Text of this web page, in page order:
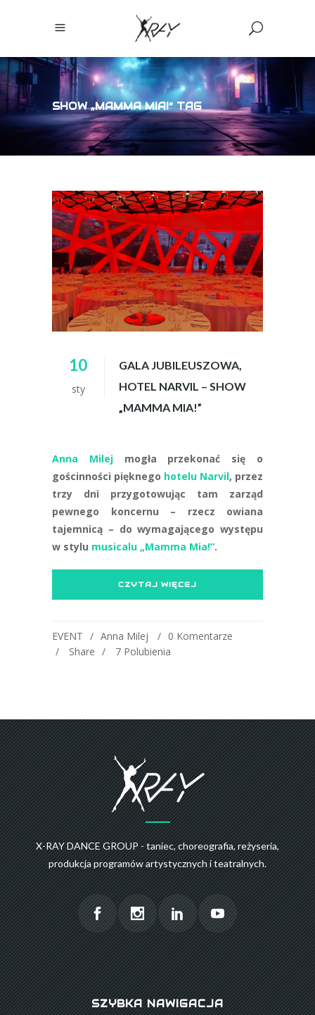
SHOW „MAMMA MIA!” TAG
10
sty
GALA JUBILEUSZOWA,
HOTEL NARVIL – SHOW
„MAMMA MIA!”
Anna Milejmogła przekonać się o
gościnności pięknego hotelu Narvil, przez
trzy dni przygotowując tam zarząd
pewnego koncernu – rzecz owiana
tajemnicą – do wymagającego występu
w stylu musicalu „Mamma Mia!”.
CZYTAJ WIĘCEJ
EVENT Anna Milej
0 Komentarze
Share
7 Polubienia
X-RAY DANCE GROUP - taniec, choreografia, reżyseria,
produkcja programów artystycznych i teatralnych.
SZYBKA NAWIGACJA